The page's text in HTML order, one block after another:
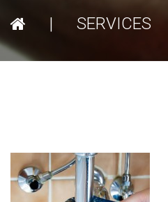
| SERVICES